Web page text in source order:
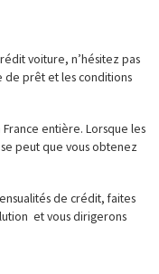
voiture, n’hésitez pas
de prêt et les conditions
entière. Lorsque les
peut que vous obtenez
de crédit, faites
et vous dirigerons